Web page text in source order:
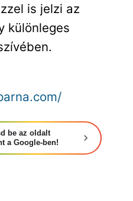
is jelzi az
különleges
be az oldalt
a Google-ben!